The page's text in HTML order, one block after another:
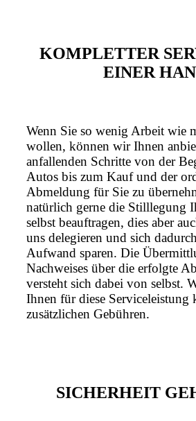
KOMPLETTER
EINER
Wenn Sie so wenig Arbeit wie
wollen, können wir Ihnen
anfallenden Schritte von der
Autos bis zum Kauf und der
Abmeldung für Sie zu
natürlich gerne die Stilllegung
selbst beauftragen, dies aber
uns delegieren und sich
Aufwand sparen. Die
Nachweises über die erfolgte
versteht sich dabei von selbst.
Ihnen für diese Serviceleistung
zusätzlichen Gebühren.
SICHERHEIT